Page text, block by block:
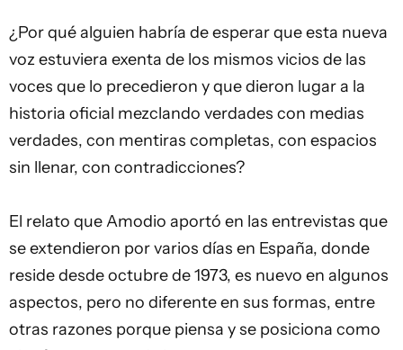
¿Por qué alguien habría de esperar que esta nueva
voz estuviera exenta de los mismos vicios de las
voces que lo precedieron y que dieron lugar a la
historia oficial mezclando verdades con medias
verdades, con mentiras completas, con espacios
sin llenar, con contradicciones?
El relato que Amodio aportó en las entrevistas que
se extendieron por varios días en España, donde
reside desde octubre de 1973, es nuevo en algunos
aspectos, pero no diferente en sus formas, entre
otras razones porque piensa y se posiciona como